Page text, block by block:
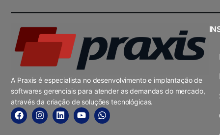
A Praxis é especialista no desenvolvimento e implantação de
softwares gerenciais para atender as demandas do mercado,
através da criação de soluções tecnológicas.